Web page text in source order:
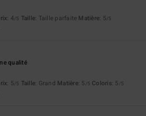
: 4/5 Taille: Taille parfaite Matière: 5/5
qualité
: 5/5 Taille: Grand Matière: 5 /5 Coloris: 5 /5